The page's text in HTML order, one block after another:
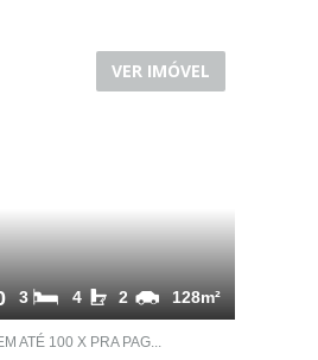
VER IMÓVEL
128m²
2
4
3
ATÉ 100 X PRA PAG...